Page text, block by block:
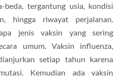
beda, tergantung usia, kondisi
hingga riwayat perjalanan.
jenis vaksin yang sering
umum. Vaksin influenza,
setiap tahun karena
Kemudian ada vaksin